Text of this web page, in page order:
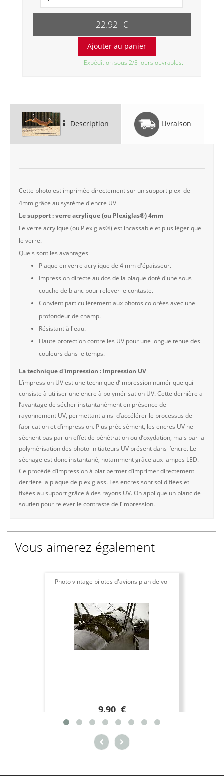
22.92 €
Expédition sous 2/5 jours ouvrables.
Description Livraison
Cette photo est imprimée directement sur un support plexi de
4mm grâce au système d'encre UV
Le support : verre acrylique (ou Plexiglas®) 4mm
Le verre acrylique (ou Plexiglas®) est incassable et plus léger que
le verre.
Quels sont les avantages
Plaque en verre acrylique de 4 mm d'épaisseur.
Impression directe au dos de la plaque doté d'une sous
couche de blanc pour relever le contaste.
Convient particulièrement aux photos colorées avec une
profondeur de champ.
Résistant à l'eau.
Haute protection contre les UV pour une longue tenue des
couleurs dans le temps.
La technique d'impression : Impression UV
L’impression UV est une technique d’impression numérique qui
consiste à utiliser une encre à polymérisation UV. Cette dernière a
l’avantage de sécher instantanément en présence de
rayonnement UV, permettant ainsi d’accélérer le processus de
fabrication et d’impression. Plus précisément, les encres UV ne
sèchent pas par un effet de pénétration ou d’oxydation, mais par la
polymérisation des photo-initiateurs UV présent dans l’encre. Le
séchage est donc instantané, notamment grâce aux lampes LED.
Ce procédé d’impression à plat permet d’imprimer directement
derrière la plaque de plexiglass. Les encres sont solidifiées et
fixées au support grâce à des rayons UV. On applique un blanc de
soutien pour relever le contraste de l’impression.
Vous aimerez également
Photo vintage pilotes d'avions plan de vol
9.90 €